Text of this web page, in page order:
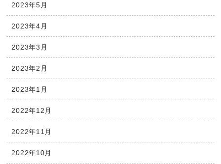
2023年5月
2023年4月
2023年3月
2023年2月
2023年1月
2022年12月
2022年11月
2022年10月